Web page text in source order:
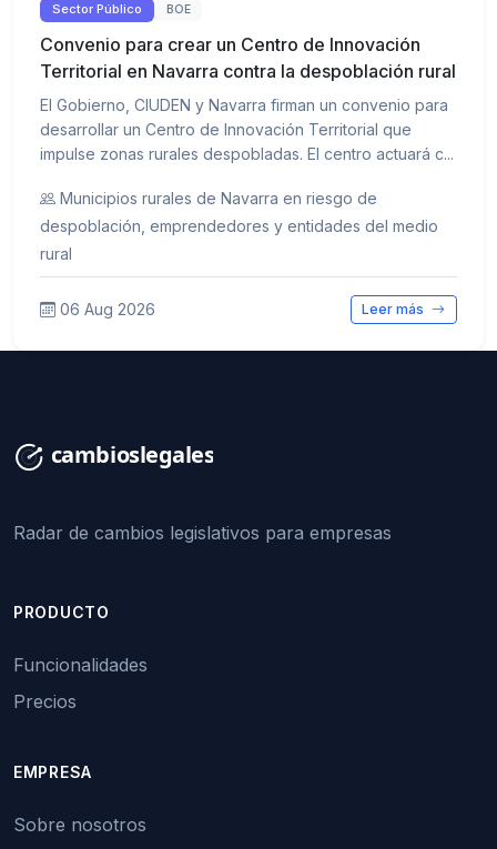
Sector Público BOE
Convenio para crear un Centro de Innovación
Territorial en Navarra contra la despoblación rural
El Gobierno, CIUDEN y Navarra firman un convenio para
desarrollar un Centro de Innovación Territorial que
impulse zonas rurales despobladas. El centro actuará c...
Municipios rurales de Navarra en riesgo de
despoblación, emprendedores y entidades del medio
rural
06 Aug 2026 Leer más
Radar de cambios legislativos para empresas
PRODUCTO
Funcionalidades
Precios
EMPRESA
Sobre nosotros